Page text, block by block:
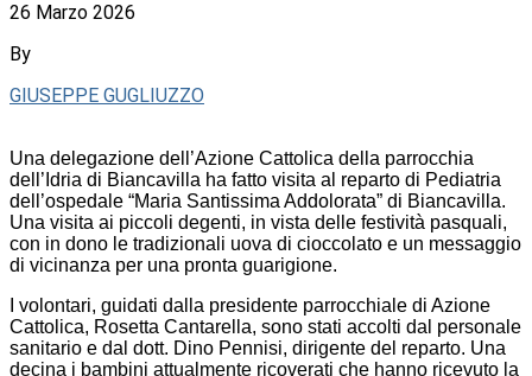
26 Marzo 2026
By
GIUSEPPE GUGLIUZZO
Una delegazione dell’Azione Cattolica della parrocchia
dell’Idria di Biancavilla ha fatto visita al reparto di Pediatria
dell’ospedale “Maria Santissima Addolorata” di Biancavilla.
Una visita ai piccoli degenti, in vista delle festività pasquali,
con in dono le tradizionali uova di cioccolato e un messaggio
di vicinanza per una pronta guarigione.
I volontari, guidati dalla presidente parrocchiale di Azione
Cattolica, Rosetta Cantarella, sono stati accolti dal personale
sanitario e dal dott. Dino Pennisi, dirigente del reparto. Una
decina i bambini attualmente ricoverati che hanno ricevuto la